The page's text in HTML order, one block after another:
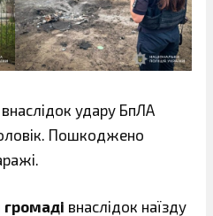
внаслідок удару БпЛА
Пошкоджено
громаді внаслідок наїзду